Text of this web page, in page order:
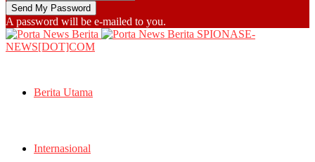
A password will be e-mailed to you.
SPIONASE-
NEWS[DOT]COM
Berita Utama
Internasional